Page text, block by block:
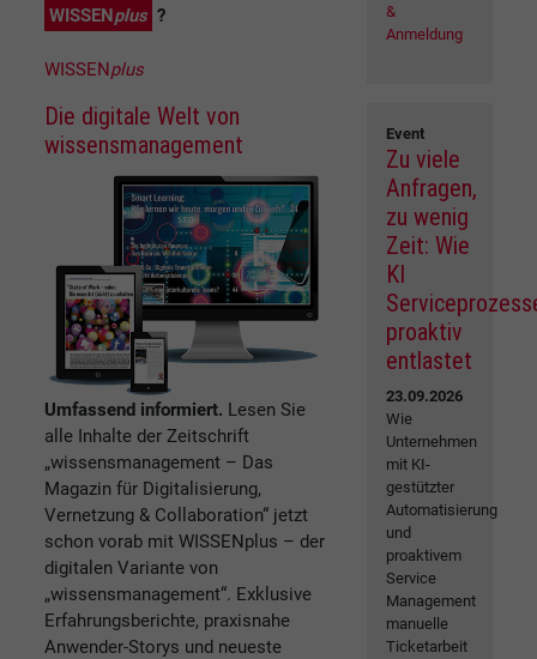
WISSENplus ?
WISSENplus
Die digitale Welt von
wissensmanagement
Umfassend informiert. Lesen Sie
alle Inhalte der Zeitschrift
„wissensmanagement – Das
Magazin für Digitalisierung,
Vernetzung & Collaboration“ jetzt
schon vorab mit WISSENplus – der
digitalen Variante von
„wissensmanagement“. Exklusive
Erfahrungsberichte, praxisnahe
Anwender-Storys und neueste
&
Anmeldung
Event
Zu viele
Anfragen,
zu wenig
Zeit: Wie
KI
proaktiv
entlastet
23.09.2026
Wie
Unternehmen
mit KI-
gestützter
Automatisierung
und
proaktivem
Service
Management
manuelle
Ticketarbeit